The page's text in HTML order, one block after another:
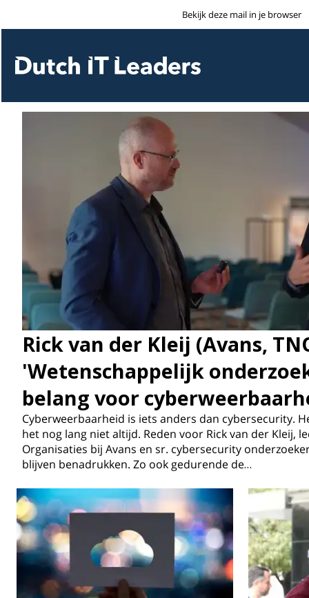
Bekijk deze mail in je browser
Rick van der Kleij (Avans,
'Wetenschappelijk
belang voor
Cyberweerbaarheid is iets anders dan cybersecurity.
het nog lang niet altijd. Reden voor Rick van der Kleij,
Organisaties bij Avans en sr. cybersecurity
blijven benadrukken. Zo ook gedurende de…